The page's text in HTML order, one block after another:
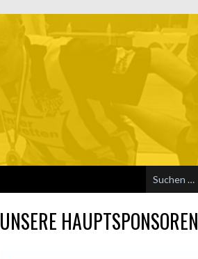
UNSERE HAUPTSPONSOREN